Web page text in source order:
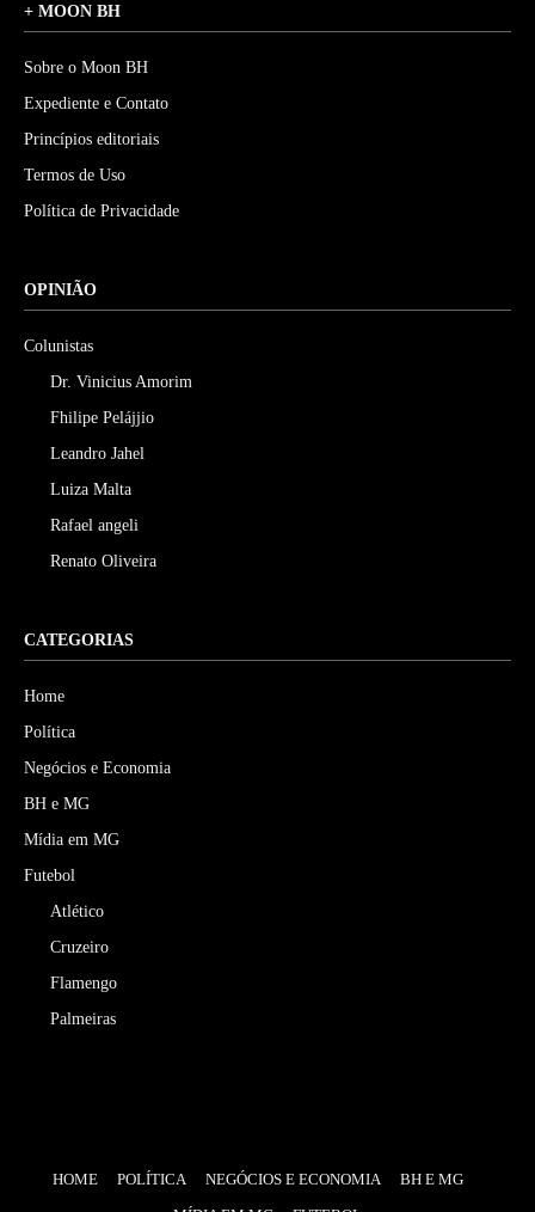
+ MOON BH
Sobre o Moon BH
Expediente e Contato
Princípios editoriais
Termos de Uso
Política de Privacidade
OPINIÃO
Colunistas
Dr. Vinicius Amorim
Fhilipe Pelájjio
Leandro Jahel
Luiza Malta
Rafael angeli
Renato Oliveira
CATEGORIAS
Home
Política
Negócios e Economia
BH e MG
Mídia em MG
Futebol
Atlético
Cruzeiro
Flamengo
Palmeiras
HOME POLÍTICA NEGÓCIOS E ECONOMIA
BH E MG